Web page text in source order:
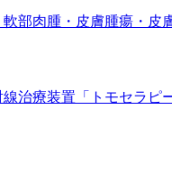
軟部肉腫・皮膚腫瘍・皮
治療装置「トモセラピー